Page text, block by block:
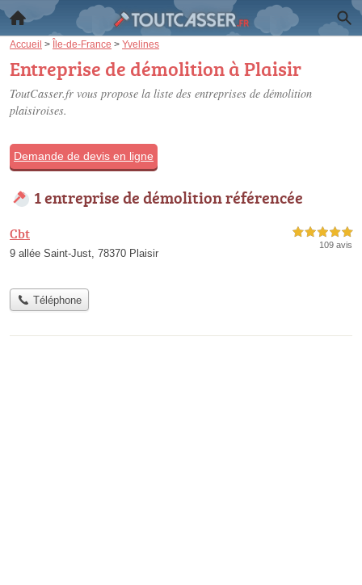
Accueil > Île-de-France > Yvelines
Entreprise de démolition à Plaisir
ToutCasser.fr vous propose la liste des entreprises de démolition
plaisiroises.
Demande de devis en ligne
1 entreprise de démolition référencée
Cbt
9 allée Saint-Just, 78370 Plaisir
5,0 étoiles sur 5
109 avis
Téléphone